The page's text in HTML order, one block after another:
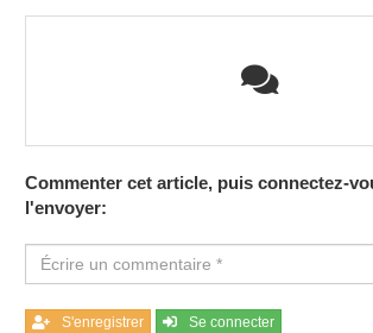
Commenter cet article, puis connectez-
l'envoyer:
S'enregistrer Se connecter